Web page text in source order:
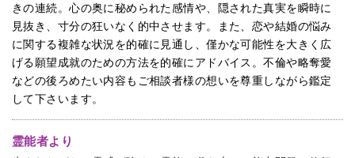
きの連続。心の奥に秘められた感情や、隠された真実を瞬時に
見抜き、寸分の狂いなく的中させます。また、恋や結婚の悩み
に関する複雑な状況を的確に見通し、僅かな可能性を大きく広
げる願望成就のための方法を的確にアドバイス。不倫や略奪愛
などの後ろめたい内容もご相談者様の想いを尊重しながら鑑定
して下さいます。
霊能者より